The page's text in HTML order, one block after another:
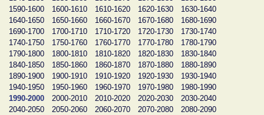
1590-1600
1600-1610 1610-1620 1620-1630
1630-1640
1640-1650
1650-1660 1660-1670 1670-1680
1680-1690
1690-1700
1700-1710 1710-1720 1720-1730
1730-1740
1740-1750
1750-1760 1760-1770 1770-1780
1780-1790
1790-1800
1800-1810 1810-1820 1820-1830
1830-1840
1840-1850
1850-1860 1860-1870 1870-1880
1880-1890
1890-1900
1900-1910 1910-1920 1920-1930
1930-1940
1940-1950
1950-1960 1960-1970 1970-1980
1980-1990
1990-2000
2000-2010 2010-2020 2020-2030
2030-2040
2040-2050
2050-2060 2060-2070 2070-2080
2080-2090